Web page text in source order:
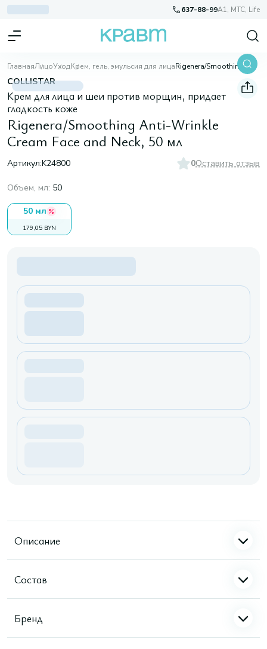
637-88-99A1, МТС, Life
ГлавнаяЛицоУходКрем, гель, эмульсия для лица Rigenera/Smoothing Anti-Wrinkle Cream Face and Neck, 50 мл
COLLISTAR
Крем для лица и шеи против морщин, придает
гладкость коже
Rigenera/Smoothing Anti-Wrinkle
Cream Face and Neck, 50 мл
Артикул:K24800 0Оставить отзыв
Объем, мл: 50
50 мл
179,05 BYN
Описание
Состав
Бренд